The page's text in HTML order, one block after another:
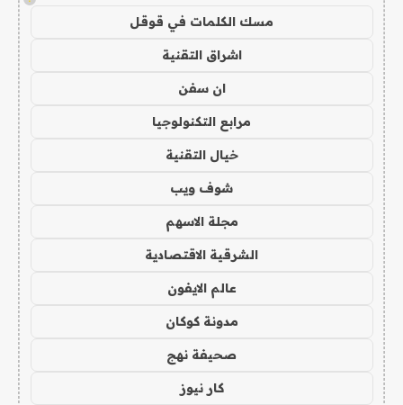
مسك الكلمات في قوقل
اشراق التقنية
ان سفن
مرابع التكنولوجيا
خيال التقنية
شوف ويب
مجلة الاسهم
الشرقية الاقتصادية
عالم الايفون
مدونة كوكان
صحيفة نهج
كار نيوز